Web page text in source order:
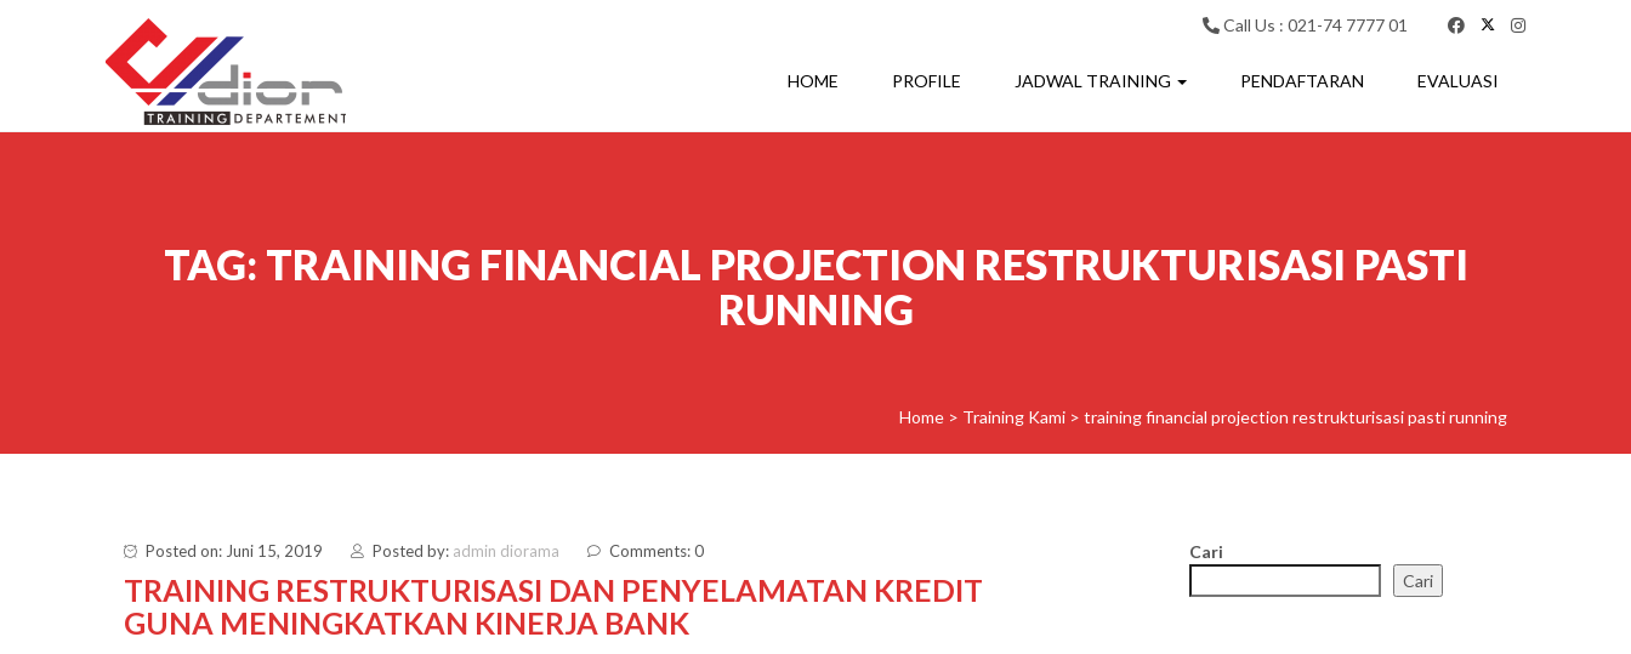
Call Us : 021-74 7777 01
HOME PROFILE JADWAL TRAINING PENDAFTARAN EVALUASI
TAG: TRAINING FINANCIAL PROJECTION RESTRUKTURISASI PASTI
RUNNING
Home > Training Kami > training financial projection restrukturisasi pasti running
Posted on: Juni 15, 2019 Posted by: admin diorama Comments: 0
TRAINING RESTRUKTURISASI DAN PENYELAMATAN KREDIT
GUNA MENINGKATKAN KINERJA BANK
Cari
Cari